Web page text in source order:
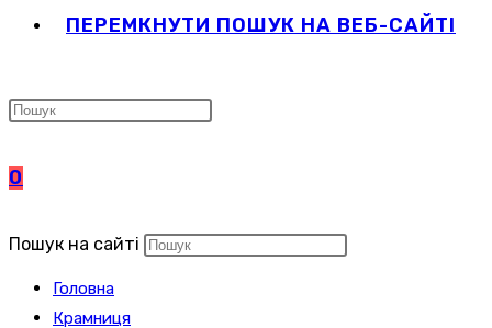
ПЕРЕМКНУТИ ПОШУК НА ВЕБ-САЙТІ
0
Пошук на сайті
Головна
Крамниця